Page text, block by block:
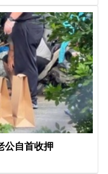
公自首收押